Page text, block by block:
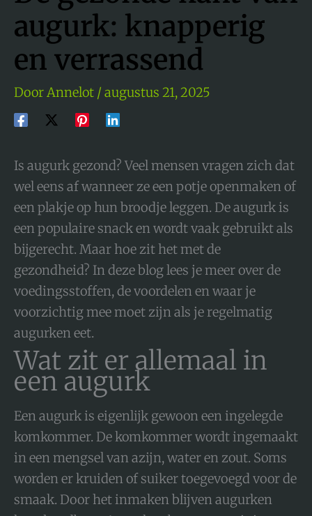
augurk: knapperig
en verrassend
DoorAnnelot / augustus 21, 2025
Is augurk gezond? Veel mensen vragen zich dat
wel eens af wanneer ze een potje openmaken of
een plakje op hun broodje leggen. De augurk is
een populaire snack en wordt vaak gebruikt als
bijgerecht. Maar hoe zit het met de
gezondheid? In deze blog lees je meer over de
voedingsstoffen, de voordelen en waar je
voorzichtig mee moet zijn als je regelmatig
augurken eet.
Wat zit er allemaal in
een augurk
Een augurk is eigenlijk gewoon een ingelegde
komkommer. De komkommer wordt ingemaakt
in een mengsel van azijn, water en zout. Soms
worden er kruiden of suiker toegevoegd voor de
smaak. Door het inmaken blijven augurken